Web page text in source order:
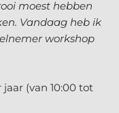
moest hebben
Vandaag heb ik
workshop
(van 10:00 tot